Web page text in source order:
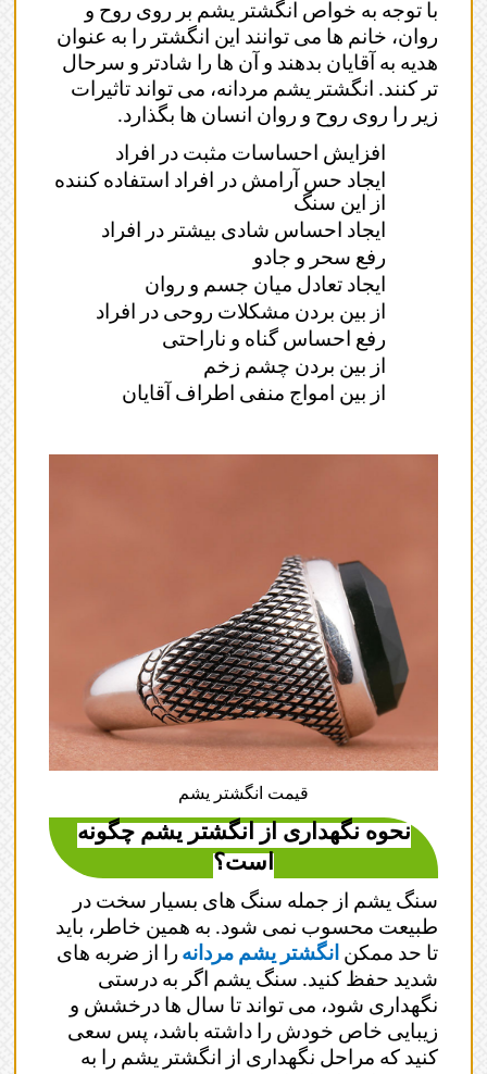
با توجه به خواص انگشتر یشم بر روی روح و
روان، خانم ها می توانند این انگشتر را به عنوان
هدیه به آقایان بدهند و آن ها را شادتر و سرحال
تر کنند. انگشتر یشم مردانه، می تواند تاثیرات
زیر را روی روح و روان انسان ها بگذارد.
افزایش احساسات مثبت در افراد
ایجاد حس آرامش در افراد استفاده کننده
از این سنگ
ایجاد احساس شادی بیشتر در افراد
رفع سحر و جادو
ایجاد تعادل میان جسم و روان
از بین بردن مشکلات روحی در افراد
رفع احساس گناه و ناراحتی
از بین بردن چشم زخم
از بین امواج منفی اطراف آقایان
قیمت انگشتر یشم
نحوه نگهداری از انگشتر یشم چگونه
است؟
سنگ یشم از جمله سنگ های بسیار سخت در
طبیعت محسوب نمی شود. به همین خاطر، باید
تا حد ممکنانگشتر یشم مردانه را از ضربه های
شدید حفظ کنید. سنگ یشم اگر به درستی
نگهداری شود، می تواند تا سال ها درخشش و
زیبایی خاص خودش را داشته باشد، پس سعی
کنید که مراحل نگهداری از انگشتر یشم را به